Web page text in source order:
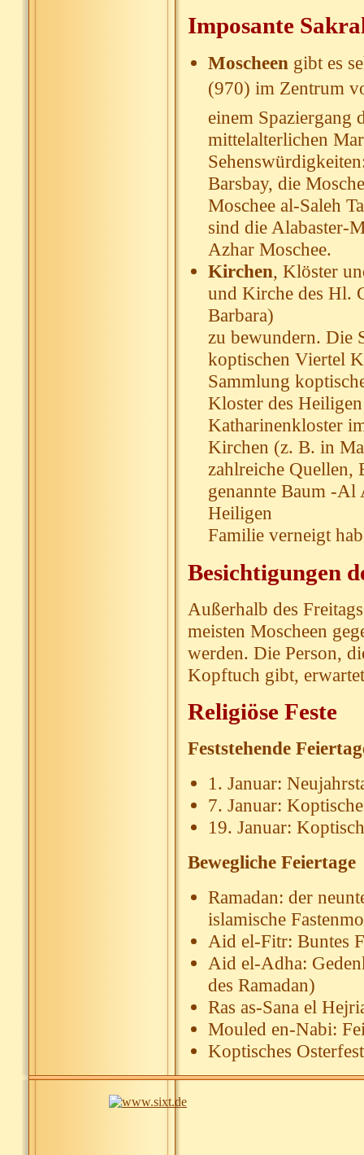
Imposante
Moscheen gibt es
(970) im Zentrum
einem Spaziergang
mittelalterlichen
Barsbay, die
Moschee al-Saleh
sind die Alabaster-
Azhar Moschee.
Kirchen, Klöster
und Kirche des Hl.
Barbara)
zu bewundern. Die
koptischen Viertel
Sammlung
Kloster des
Katharinenkloster
Kirchen (z. B. in
zahlreiche Quellen,
genannte Baum -
Heiligen
Familie verneigt
Besichtigungen
Außerhalb des
meisten Moscheen
werden. Die Person,
Kopftuch gibt,
Religiöse Feste
Feststehende
1. Januar:
7. Januar:
19. Januar:
Bewegliche Feiertage
Ramadan: der
islamische
Aid el-Fitr: Buntes
Aid el-Adha:
des Ramadan)
Ras as-Sana el
Mouled en-Nabi:
Koptisches Osterfest